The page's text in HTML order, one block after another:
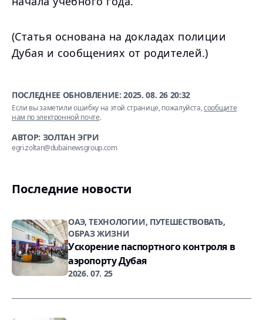
(Статья основана на докладах полиции
Дубая и сообщениях от родителей.)
ПОСЛЕДНЕЕ ОБНОВЛЕНИЕ:2025. 08. 26 20:32
Если вы заметили ошибку на этой странице, пожалуйста,сообщите
нам по электронной почте.
АВТОР: ЗОЛТАН ЭГРИ
egri.zoltan@dubainewsgroup.com
Последние новости
ОАЭ, ТЕХНОЛОГИИ, ПУТЕШЕСТВОВАТЬ,
ОБРАЗ ЖИЗНИ
Ускорение паспортного контроля в
аэропорту Дубая
2026. 07. 25